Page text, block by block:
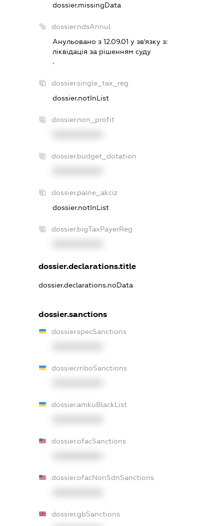
dossier.missingData
dossier.ndsAnnul
Анульовано з 12.09.01 у зв'язку з:
лiквiдацiя за рiшенням суду
.
dossier.single_tax_reg
dossier.notInList
dossier.non_profit
dossier.budget_dotation
dossier.palne_akciz
dossier.notInList
dossier.bigTaxPayerReg
dossier.declarations.title
dossier.declarations.noData
dossier.sanctions
dossier.specSanctions
dossier.rnboSanctions
dossier.amkuBlackList
dossier.ofacSanctions
dossier.ofacNonSdnSanctions
dossier.gbSanctions